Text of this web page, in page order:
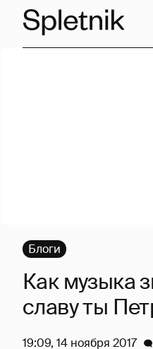
Блоги
Как музыка
славу ты
19:09, 14 ноября 2017